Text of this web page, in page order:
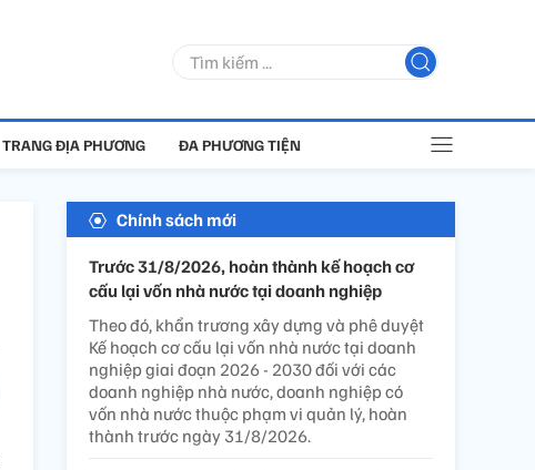
TRANG ĐỊA PHƯƠNG ĐA PHƯƠNG TIỆN
Chính sách mới
Trước 31/8/2026, hoàn thành kế hoạch cơ
cấu lại vốn nhà nước tại doanh nghiệp
Theo đó, khẩn trương xây dựng và phê duyệt
Kế hoạch cơ cấu lại vốn nhà nước tại doanh
nghiệp giai đoạn 2026 - 2030 đối với các
doanh nghiệp nhà nước, doanh nghiệp có
vốn nhà nước thuộc phạm vi quản lý, hoàn
thành trước ngày 31/8/2026.